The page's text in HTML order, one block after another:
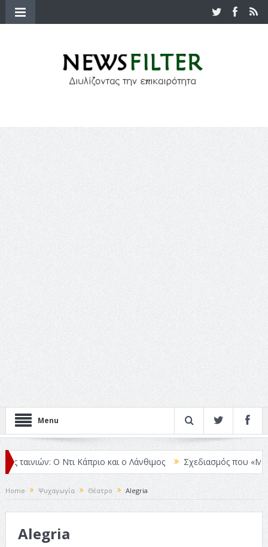
Menu
Ο Ντι Κάπριο και ο Λάνθιμος Σχεδιασμός που «Μιλάει»
Home Ψυχαγωγία Θέατρο Alegria
Alegria